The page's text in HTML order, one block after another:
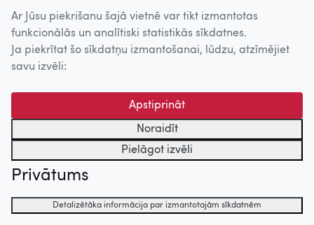
Ar Jūsu piekrišanu šajā vietnē var tikt izmantotas
funkcionālās un analītiski statistikās sīkdatnes.
Ja piekrītat šo sīkdatņu izmantošanai, lūdzu, atzīmējiet
savu izvēli:
Apstiprināt
Noraidīt
Pielāgot izvēli
Privātums
Detalizētāka informācija par izmantotajām sīkdatnēm